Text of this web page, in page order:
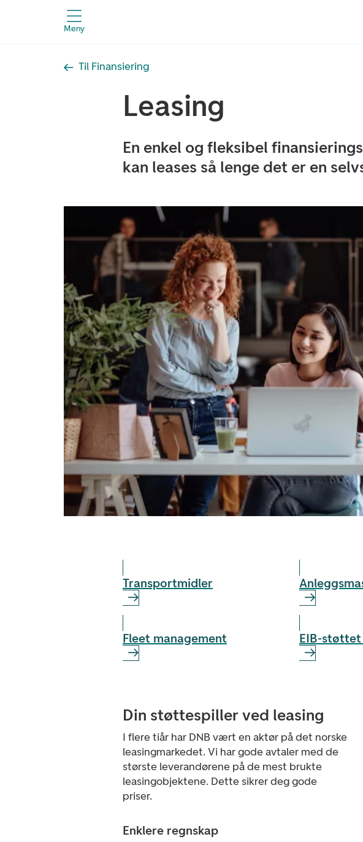
Meny
Til Finansiering
Leasing
En enkel og fleksibel
kan leases så lenge det er en
Transport­midler
Fleet management EIB-
Din støttespiller ved leasing
I flere tiår har DNB vært en aktør på det norske
leasingmarkedet. Vi har gode avtaler med de
største leverandørene på de mest brukte
leasingobjektene. Dette sikrer deg gode
priser.
Enklere regnskap